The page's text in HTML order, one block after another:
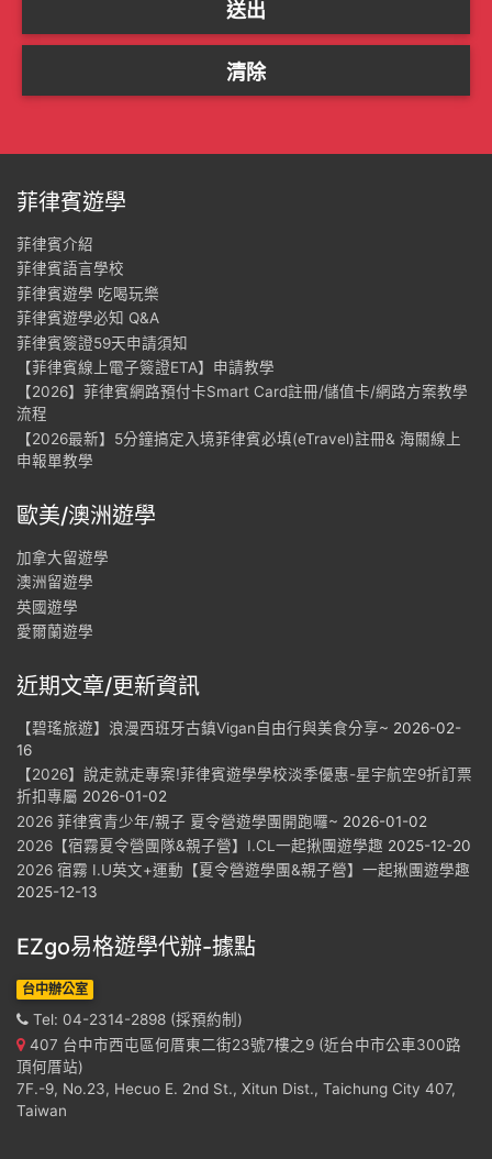
菲律賓遊學
菲律賓介紹
菲律賓語言學校
菲律賓遊學 吃喝玩樂
菲律賓遊學必知 Q&A
菲律賓簽證59天申請須知
【菲律賓線上電子簽證ETA】申請教學
【2026】菲律賓網路預付卡Smart Card註冊/儲值卡/網路方案教學
流程
【2026最新】5分鐘搞定入境菲律賓必填(eTravel)註冊& 海關線上
申報單教學
歐美/澳洲遊學
加拿大留遊學
澳洲留遊學
英國遊學
愛爾蘭遊學
近期文章/更新資訊
【碧瑤旅遊】浪漫西班牙古鎮Vigan自由行與美食分享~ 2026-02-
16
【2026】說走就走專案!菲律賓遊學學校淡季優惠-星宇航空9折訂票
折扣專屬 2026-01-02
2026 菲律賓青少年/親子 夏令營遊學團開跑囉~ 2026-01-02
2026【宿霧夏令營團隊&親子營】I.CL一起揪團遊學趣 2025-12-20
2026 宿霧 I.U英文+運動【夏令營遊學團&親子營】一起揪團遊學趣
2025-12-13
EZgo易格遊學代辦-據點
台中辦公室
Tel: 04-2314-2898 (採預約制)
407 台中市西屯區何厝東二街23號7樓之9 (近台中市公車300路
頂何厝站)
7F.-9, No.23, Hecuo E. 2nd St., Xitun Dist., Taichung City 407,
Taiwan